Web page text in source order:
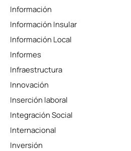
Información
Información Insular
Información Local
Informes
Infraestructura
Innovación
Inserción laboral
Integración Social
Internacional
Inversión